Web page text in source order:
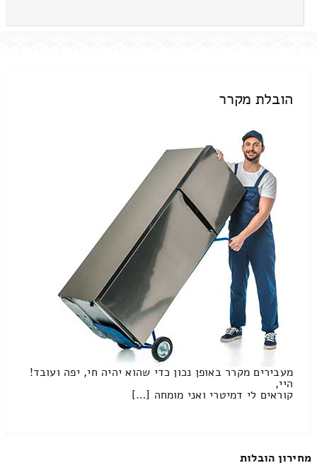
הובלת מקרר
מעבירים מקרר באופן נכון כדי שהוא יהיה חי, יפה ועובד!
היי,
קוראים לי דמיטרי ואני מומחה […]
מחירון הובלות